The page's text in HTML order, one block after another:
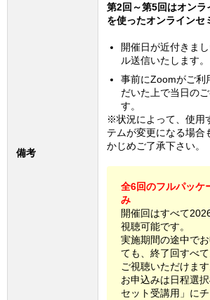
備考
第2回～第5回はオンラ
を使ったオンラインセ
開催日が近付きま
ル送信いたします。
事前にZoomがご利
だいた上で当日の
す。
※状況によって、使用
テムが変更になる場合
かじめご了承下さい。
全6回のフルパッケ
み
開催回はすべて
視聴可能です。
実施期間の途中で
ても、終了回すべ
ご視聴いただけます
お申込みは日程選
セット受講用」にチ